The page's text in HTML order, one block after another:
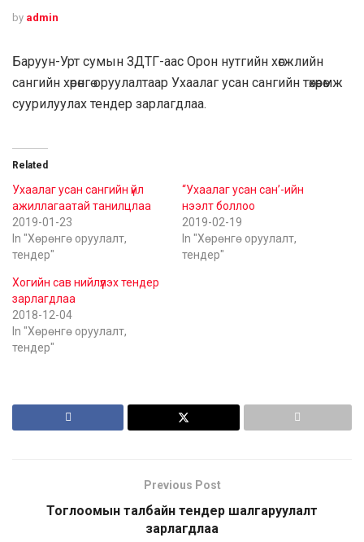
by admin
Баруун-Урт сумын ЗДТГ-аас Орон нутгийн хөгжлийн
сангийн хөрөнгө оруулалтаар Ухаалаг усан сангийн төхөөрөмж
суурилуулах тендер зарлагдлаа.
Related
Ухаалаг усан сангийн үйл
ажиллагаатай танилцлаа
2019-01-23
In "Хөрөнгө оруулалт,
тендер"
“Ухаалаг усан сан’-ийн
нээлт боллоо
2019-02-19
In "Хөрөнгө оруулалт,
тендер"
Хогийн сав нийлүүлэх тендер
зарлагдлаа
2018-12-04
In "Хөрөнгө оруулалт,
тендер"
Previous Post
Тоглоомын талбайн тендер шалгаруулалт
зарлагдлаа